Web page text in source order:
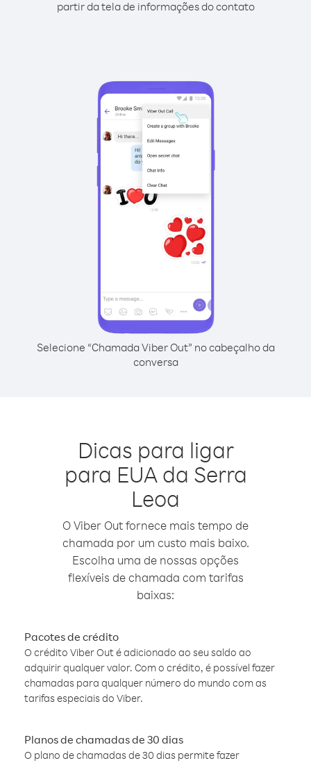
partir da tela de informações do contato
Selecione “Chamada Viber Out” no cabeçalho da
conversa
Dicas para ligar
para EUA da Serra
Leoa
O Viber Out fornece mais tempo de
chamada por um custo mais baixo.
Escolha uma de nossas opções
flexíveis de chamada com tarifas
baixas:
Pacotes de crédito
O crédito Viber Out é adicionado ao seu saldo ao
adquirir qualquer valor. Com o crédito, é possível fazer
chamadas para qualquer número do mundo com as
tarifas especiais do Viber.
Planos de chamadas de 30 dias
O plano de chamadas de 30 dias permite fazer